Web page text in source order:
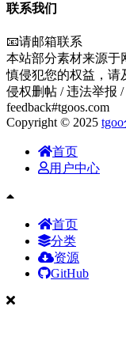
联系我们
📧请邮箱联系
本站部分素材来源于
慎侵犯您的权益，请
侵权删帖 / 违法举报
feedback#tgoos.com
Copyright © 2025
首页
用户中心
首页
分类
资源
GitHub